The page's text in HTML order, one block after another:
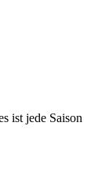
ist jede Saison